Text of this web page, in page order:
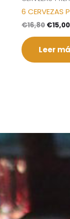
6 CERVEZAS
€16,80 €15,00
Leer